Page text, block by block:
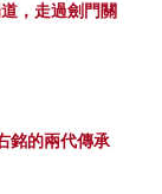
，走過劍門關
銘的兩代傳承